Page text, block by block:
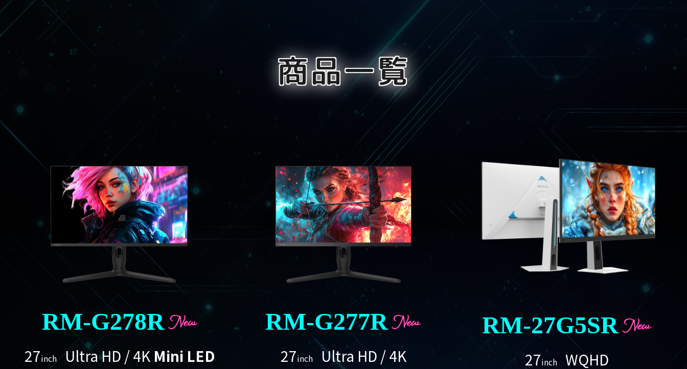
RM-G278R
27inchUltra HD / 4K Mini LED
RM-G277R
27inch Ultra HD / 4K
RM-27G5SR
27inchWQHD